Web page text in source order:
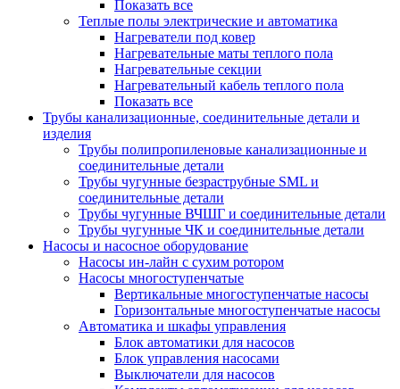
Показать все
Теплые полы электрические и автоматика
Нагреватели под ковер
Нагревательные маты теплого пола
Нагревательные секции
Нагревательный кабель теплого пола
Показать все
Трубы канализационные, соединительные детали и
изделия
Трубы полипропиленовые канализационные и
соединительные детали
Трубы чугунные безраструбные SML и
соединительные детали
Трубы чугунные ВЧШГ и соединительные детали
Трубы чугунные ЧК и соединительные детали
Насосы и насосное оборудование
Насосы ин-лайн с сухим ротором
Насосы многоступенчатые
Вертикальные многоступенчатые насосы
Горизонтальные многоступенчатые насосы
Автоматика и шкафы управления
Блок автоматики для насосов
Блок управления насосами
Выключатели для насосов